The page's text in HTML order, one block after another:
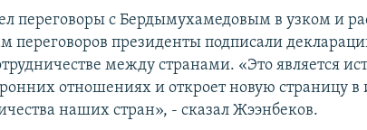
переговоры с Бердымухамедовым в узком и
переговоров президенты подписали
между странами. «Это является
отношениях и откроет новую страницу в
наших стран», - сказал Жээнбеков.